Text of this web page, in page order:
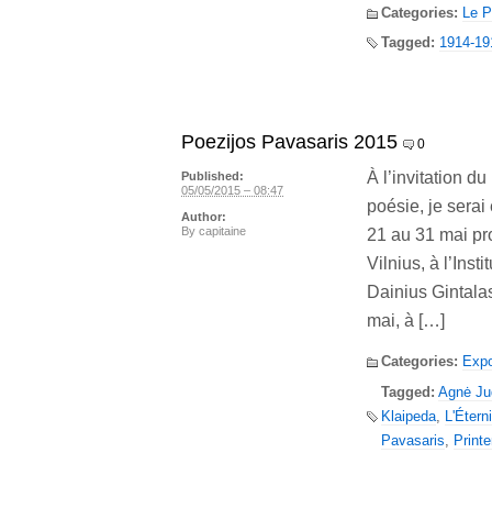
Categories:
Le
Tagged: 1914-
Poezijos Pavasaris 2015 0
À l’invitation
poésie, je serai
21 au 31 mai
Vilnius, à
Dainius
mai, à […]
Categories:
Tagged: Agnė
Klaipeda
Pavasaris
Published:
05/05/2015 – 08:47
Author:
By capitaine